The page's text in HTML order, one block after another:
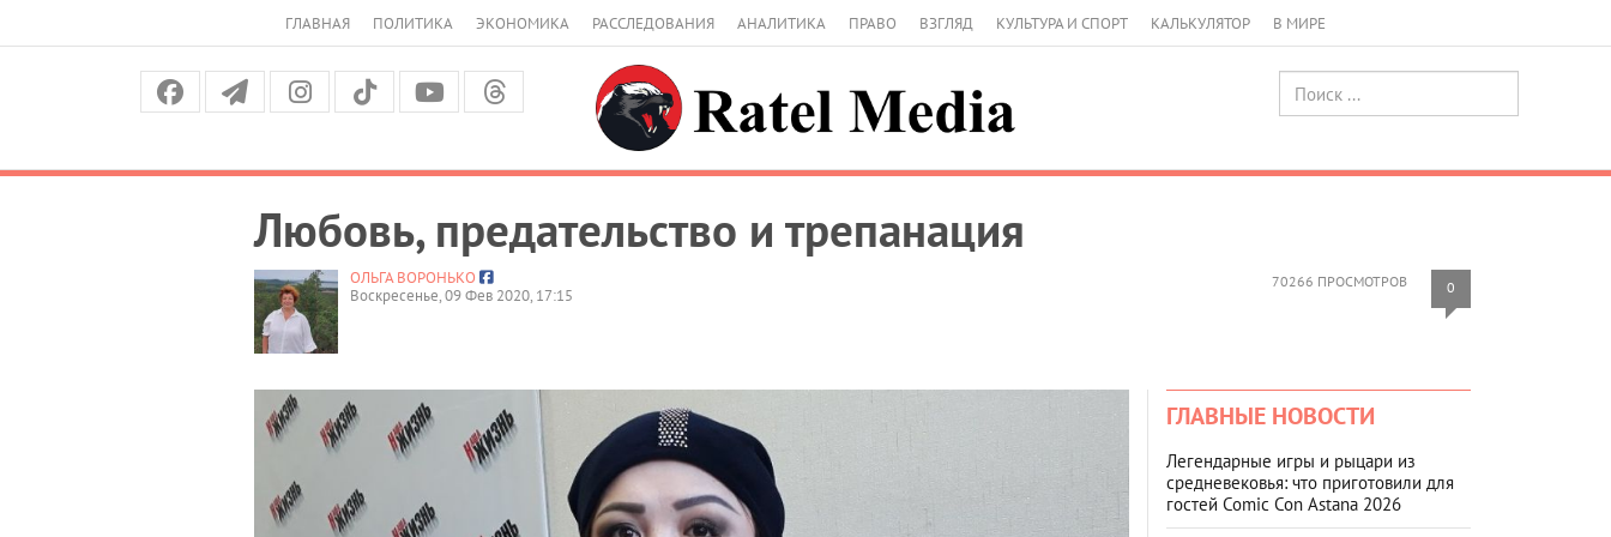
ГЛАВНАЯ ПОЛИТИКА ЭКОНОМИКА РАССЛЕДОВАНИЯ АНАЛИТИКА ПРАВО ВЗГЛЯД КУЛЬТУРА И СПОРТ КАЛЬКУЛЯТОР В МИРЕ
Любовь, предательство и трепанация
70266 ПРОСМОТРОВ 0
ОЛЬГА ВОРОНЬКО
Воскресенье, 09 Фев 2020, 17:15
ГЛАВНЫЕ НОВОСТИ
Легендарные игры и рыцари из
средневековья: что приготовили для
гостей Comic Con Astana 2026